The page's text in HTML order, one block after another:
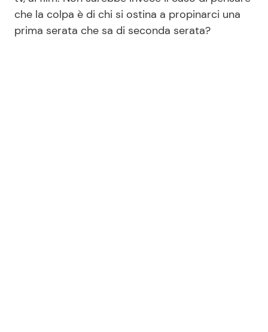
che la colpa è di chi si ostina a propinarci una
prima serata che sa di seconda serata?